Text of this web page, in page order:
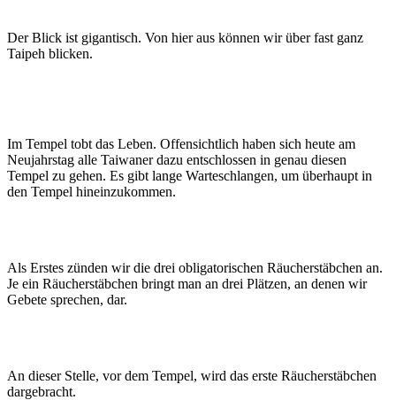
Der Blick ist gigantisch. Von hier aus können wir über fast ganz
Taipeh blicken.
Im Tempel tobt das Leben. Offensichtlich haben sich heute am
Neujahrstag alle Taiwaner dazu entschlossen in genau diesen
Tempel zu gehen. Es gibt lange Warteschlangen, um überhaupt in
den Tempel hineinzukommen.
Als Erstes zünden wir die drei obligatorischen Räucherstäbchen an.
Je ein Räucherstäbchen bringt man an drei Plätzen, an denen wir
Gebete sprechen, dar.
An dieser Stelle, vor dem Tempel, wird das erste Räucherstäbchen
dargebracht.